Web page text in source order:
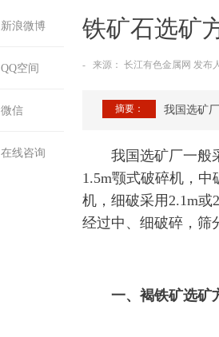
新浪微博
QQ空间
微信
在线咨询
铁矿石选矿
- 来源： 长江有色金属网 发布
摘要： 我国选矿
我国选矿厂一般采
1.5m颚式破碎机，
机，细破采用2.1m
经过中、细破碎，筛
一、褐铁矿选矿